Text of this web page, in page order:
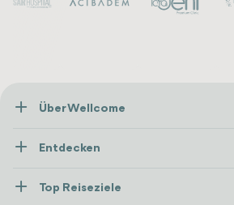
Über Wellcome
Presse
Entdecken
Wellness
Top Reiseziele
Alle anzeigen